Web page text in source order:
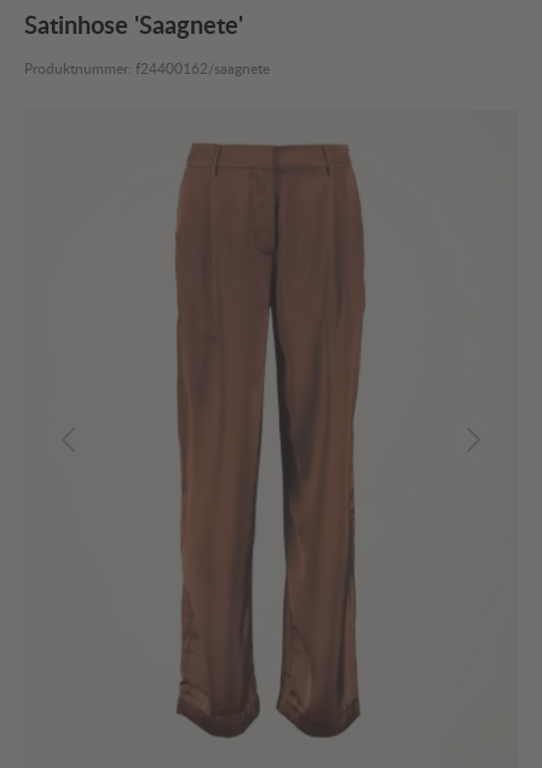
Satinhose 'Saagnete'
Produktnummer: f24400162/saagnete